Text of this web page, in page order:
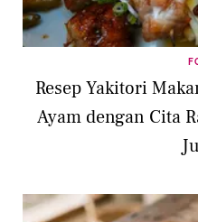
Resep Yakitori
Ayam dengan Cita